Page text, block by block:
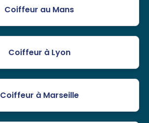
Coiffeur au Mans
Coiffeur à Lyon
Coiffeur à Marseille